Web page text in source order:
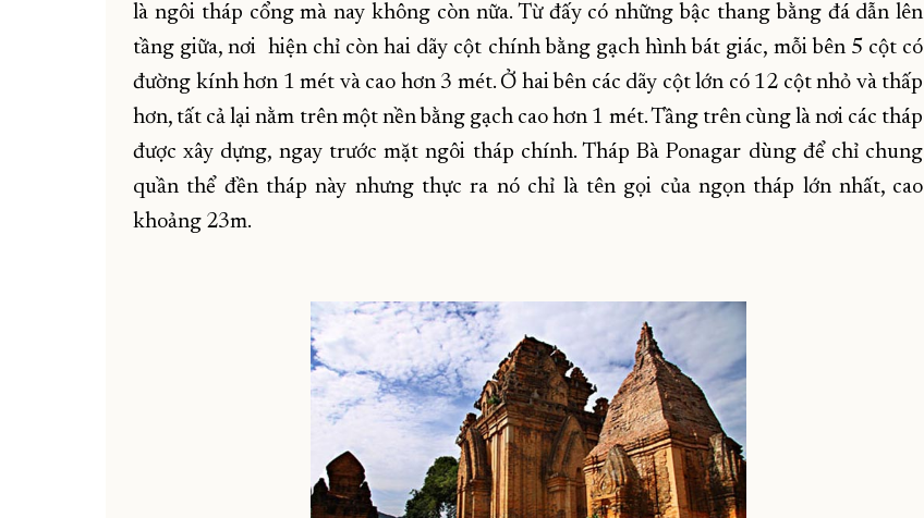
là ngôi tháp cổng mà nay không còn nữa. Từ đấy có những bậc thang bằng đá dẫn lên
tầng giữa, nơi hiện chỉ còn hai dãy cột chính bằng gạch hình bát giác, mỗi bên 5 cột có
đường kính hơn 1 mét và cao hơn 3 mét. Ở hai bên các dãy cột lớn có 12 cột nhỏ và thấp
hơn, tất cả lại nằm trên một nền bằng gạch cao hơn 1 mét. Tầng trên cùng là nơi các tháp
được xây dựng, ngay trước mặt ngôi tháp chính. Tháp Bà Ponagar dùng để chỉ chung
quần thể đền tháp này nhưng thực ra nó chỉ là tên gọi của ngọn tháp lớn nhất, cao
khoảng 23m.